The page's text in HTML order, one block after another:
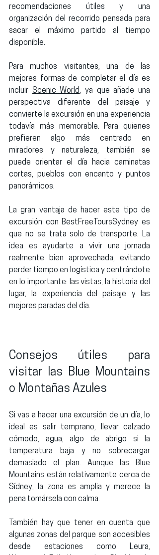
recomendaciones útiles y una
organización del recorrido pensada para
sacar el máximo partido al tiempo
disponible.
Para muchos visitantes, una de las
mejores formas de completar el día es
incluir Scenic World, ya que añade una
perspectiva diferente del paisaje y
convierte la excursión en una experiencia
todavía más memorable. Para quienes
prefieren algo más centrado en
miradores y naturaleza, también se
puede orientar el día hacia caminatas
cortas, pueblos con encanto y puntos
panorámicos.
La gran ventaja de hacer este tipo de
excursión con BestFreeToursSydney es
que no se trata solo de transporte. La
idea es ayudarte a vivir una jornada
realmente bien aprovechada, evitando
perder tiempo en logística y centrándote
en lo importante: las vistas, la historia del
lugar, la experiencia del paisaje y las
mejores paradas del día.
Consejos útiles para
visitar las Blue Mountains
o Montañas Azules
Si vas a hacer una excursión de un día, lo
ideal es salir temprano, llevar calzado
cómodo, agua, algo de abrigo si la
temperatura baja y no sobrecargar
demasiado el plan. Aunque las Blue
Mountains están relativamente cerca de
Sídney, la zona es amplia y merece la
pena tomársela con calma.
También hay que tener en cuenta que
algunas zonas del parque son accesibles
desde estaciones como
Leura,